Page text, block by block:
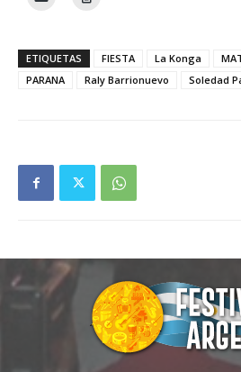
ETIQUETAS FIESTA La Konga
PARANA
Raly Barrionuevo Soledad